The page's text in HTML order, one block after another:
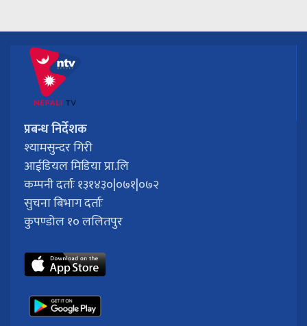
प्रबन्ध निर्देशक
श्यामसुन्दर गिरी
आईडियल मिडिया प्रा.लि
कम्पनी दर्ताः १३१४३०|०७१|०७२
सुचना बिभाग दर्ताः
कुपण्डोल १० ललितपुर